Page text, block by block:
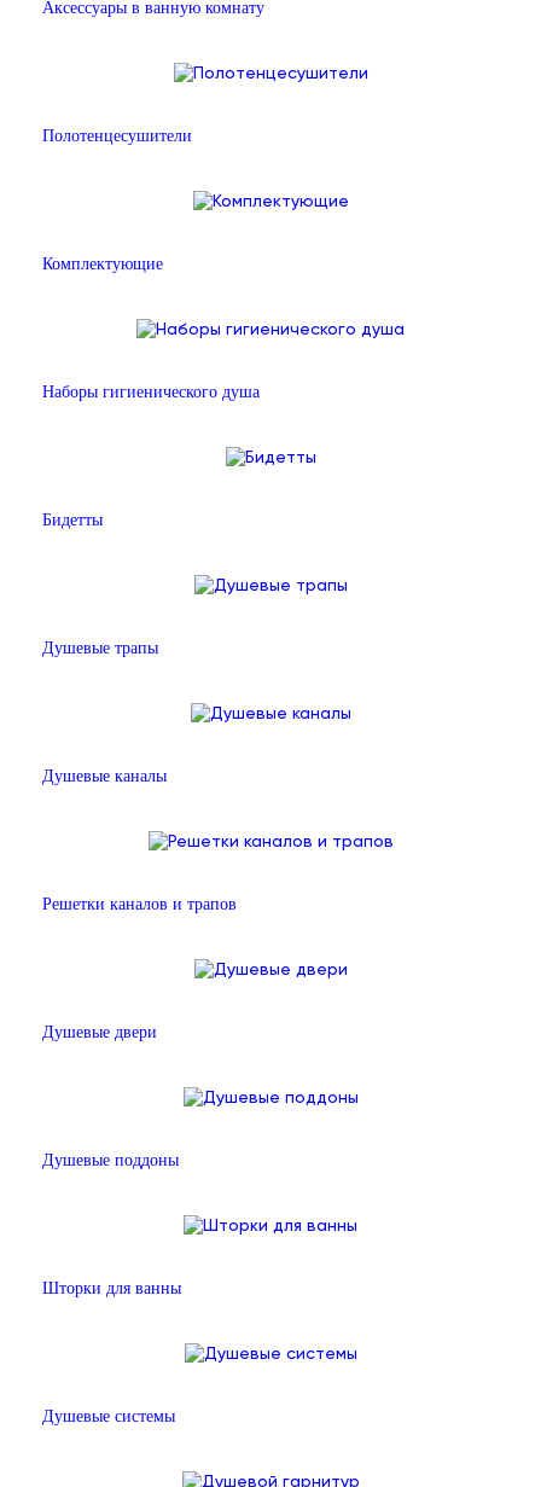
Аксессуары в ванную комнату
Полотенцесушители
Комплектующие
Наборы гигиенического душа
Бидетты
Душевые трапы
Душевые каналы
Решетки каналов и трапов
Душевые двери
Душевые поддоны
Шторки для ванны
Душевые системы